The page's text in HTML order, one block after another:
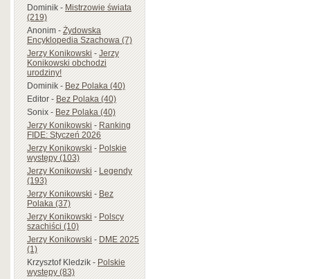
Dominik-Mistrzowie świata
(219)
Anonim-Żydowska
Encyklopedia Szachowa (7)
Jerzy Konikowski-Jerzy
Konikowski obchodzi
urodziny!
Dominik-Bez Polaka (40)
Editor-Bez Polaka (40)
Sonix-Bez Polaka (40)
Jerzy Konikowski-Ranking
FIDE: Styczeń 2026
Jerzy Konikowski-Polskie
występy (103)
Jerzy Konikowski-Legendy
(193)
Jerzy Konikowski-Bez
Polaka (37)
Jerzy Konikowski-Polscy
szachiści (10)
Jerzy Konikowski-DME 2025
(1)
Krzysztof Kledzik-Polskie
występy (83)